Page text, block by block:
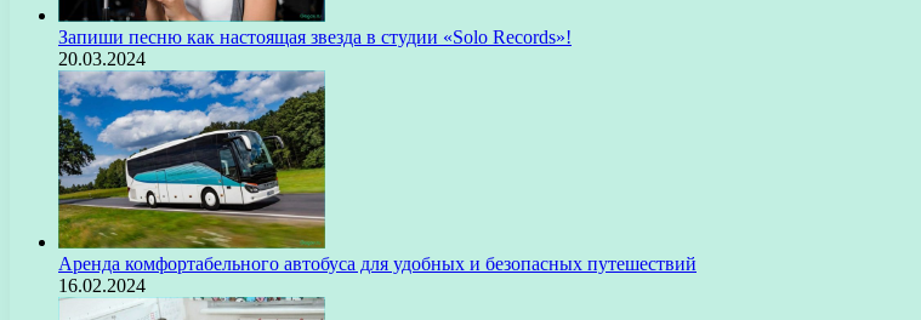
Запиши песню как настоящая звезда в студии «Solo Records»!
20.03.2024
Аренда комфортабельного автобуса для удобных и безопасных путешествий
16.02.2024